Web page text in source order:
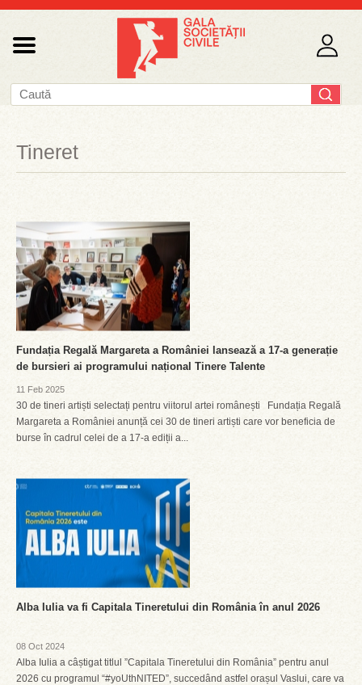
Tineret
Fundația Regală Margareta a României lansează a 17-a generație
de bursieri ai programului național Tinere Talente
11 Feb 2025
30 de tineri artiști selectați pentru viitorul artei românești Fundația Regală
Margareta a României anunță cei 30 de tineri artiști care vor beneficia de
burse în cadrul celei de a 17-a ediții a...
Alba Iulia va fi Capitala Tineretului din România în anul 2026
08 Oct 2024
Alba Iulia a câștigat titlul ”Capitala Tineretului din România” pentru anul
2026 cu programul “#yoUthNITED”, succedând astfel orașul Vaslui, care va